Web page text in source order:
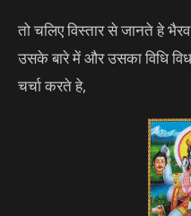
तो चलिए विस्तार से जानते हे
उसके बारे में और उसका विधि
चर्चा करते हे,